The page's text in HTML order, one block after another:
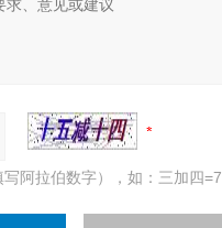
阿拉伯数字），如：三加四=7